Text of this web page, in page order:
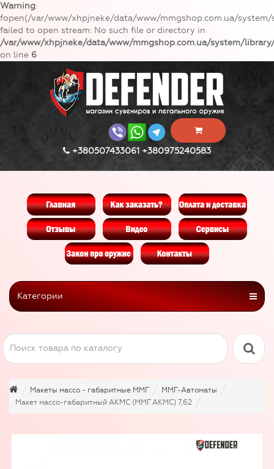
Warning:
fopen(/var/www/xhpjneke/data/www/mmgshop.com.ua/
failed to open stream: No such file or directory in
/var/www/xhpjneke/data/www/mmgshop.com.ua/system/
on line 6
+380507433061 +380975240583
Категории
Макеты массо - габаритные ММГ
ММГ-Автоматы
Макет массо-габаритный АКМС (ММГ АКМС) 7,62